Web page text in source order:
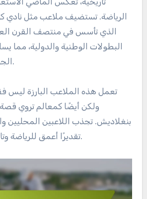
الرياضة. تستضيف ملاعب مثل نادي
الذي تأسس في منتصف القرن
البطولات الوطنية والدولية، مما
الجولف في المنطقة.
تعمل هذه الملاعب البارزة ليس
ولكن أيضًا كمعالم تروي
بنغلاديش. تجذب اللاعبين المحليين
تقديرًا أعمق للرياضة وتاريخها داخل البلاد.